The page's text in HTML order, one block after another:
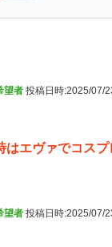
望者 投稿日時:2025/07/
はエヴァでコスプ
望者 投稿日時:2025/07/